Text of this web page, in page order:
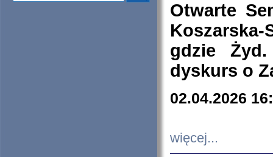
Otwarte
Koszarska-
gdzie
dyskurs o
02.04.2026
więcej...